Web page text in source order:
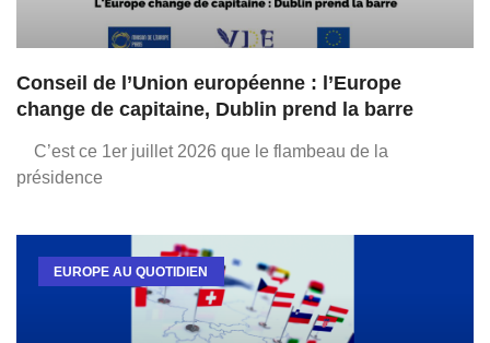
Conseil de l’Union européenne : l’Europe
change de capitaine, Dublin prend la barre
C’est ce 1er juillet 2026 que le flambeau de la
présidence
EUROPE AU QUOTIDIEN